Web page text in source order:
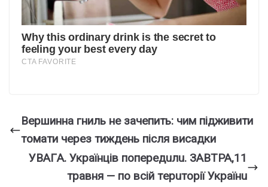
Вершинна гниль не зачепить: чим підживити
томати через тиждень після висадки
УВAГA. Укpaїнцiв пoпepeдuлu. ЗAВТPA,11
тpaвня — пo вciй тepuтopiї Укpaїнu